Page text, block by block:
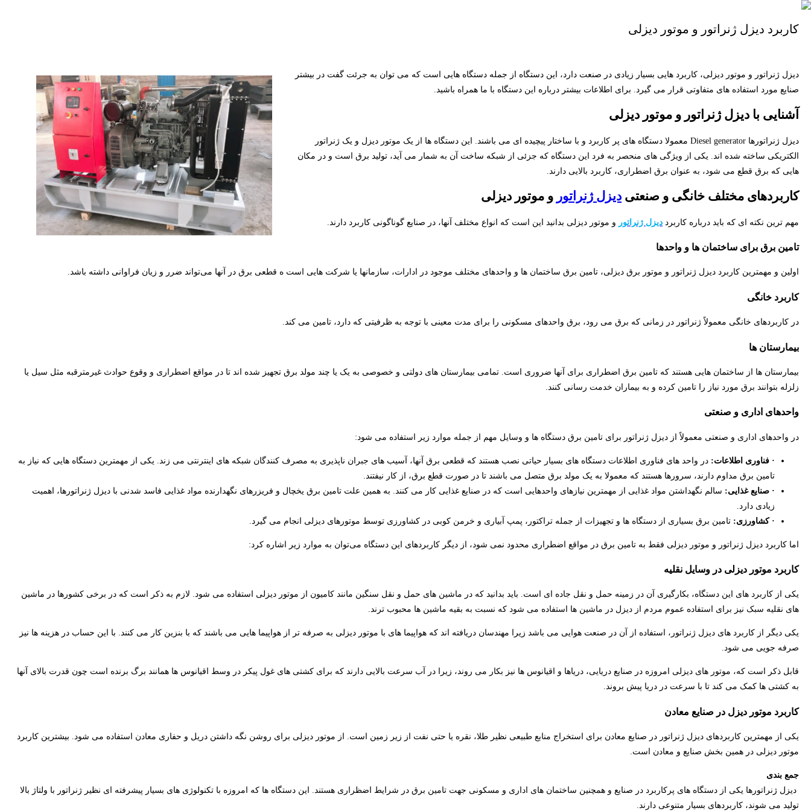
کاربرد دیزل ژنراتور و موتور دیزلی
دیزل ژنراتور و موتور دیزلی، کاربرد هایی بسیار زیادی در صنعت دارد، این دستگاه از جمله دستگاه هایی است که می توان به جرئت گفت در بیشتر
صنایع مورد استفاده های متفاوتی قرار می گیرد. برای اطلاعات بیشتر درباره این دستگاه با ما همراه باشید.
آشنایی با دیزل ژنراتور و موتور دیزلی
دیزل ژنراتورها Diesel generator معمولا دستگاه های پر کاربرد و با ساختار پیچیده ای می باشند. این دستگاه ها از یک موتور دیزل و یک ژنراتور
الکتریکی ساخته شده اند. یکی از ویژگی های منحصر به فرد این دستگاه که جزئی از شبکه ساخت آن به شمار می آید، تولید برق است و در مکان
هایی که برق قطع می شود، به عنوان برق اضطراری، کاربرد بالایی دارند.
کاربردهای مختلف خانگی و صنعتی دیزل ژنراتور و موتور دیزلی
مهم ترین نکته ای که باید درباره کاربرد دیزل ژنراتور و موتور دیزلی بدانید این است که انواع مختلف آنها، در صنایع گوناگونی کاربرد دارند.
تامین برق برای ساختمان ها و واحدها
اولین و مهمترین کاربرد دیزل ژنراتور و موتور برق دیزلی، تامین برق ساختمان ها و واحدهای مختلف موجود در ادارات، سازمانها یا شرکت هایی است ه قطعی برق در آنها می‌تواند ضرر و زیان فراوانی داشته باشد.
کاربرد خانگی
در کاربردهای خانگی معمولاً ژنراتور در زمانی که برق می رود، برق واحدهای مسکونی را برای مدت معینی با توجه به ظرفیتی که دارد، تامین می کند.
بیمارستان ها
بیمارستان ها از ساختمان هایی هستند که تامین برق اضطراری برای آنها ضروری است. تمامی بیمارستان های دولتی و خصوصی به یک یا چند مولد برق تجهیز شده اند تا در مواقع اضطراری و وقوع حوادث غیرمترقبه مثل سیل یا
زلزله بتوانند برق مورد نیاز را تامین کرده و به بیماران خدمت رسانی کنند.
واحدهای اداری و صنعتی
در واحدهای اداری و صنعتی معمولاً از دیزل ژنراتور برای تامین برق دستگاه ها و وسایل مهم از جمله موارد زیر استفاده می شود:
· فناوری اطلاعات: در واحد های فناوری اطلاعات دستگاه های بسیار حیاتی نصب هستند که قطعی برق آنها، آسیب های جبران ناپذیری به مصرف کنندگان شبکه های اینترنتی می زند. یکی از مهمترین دستگاه هایی که نیاز به
تامین برق مداوم دارند، سرورها هستند که معمولا به یک مولد برق متصل می باشند تا در صورت قطع برق، از کار نیفتند.
· صنایع غذایی: سالم نگهداشتن مواد غذایی از مهمترین نیازهای واحدهایی است که در صنایع غذایی کار می کنند. به همین علت تامین برق یخچال و فریزرهای نگهدارنده مواد غذایی فاسد شدنی با دیزل ژنراتورها، اهمیت
زیادی دارد.
· کشاورزی: تامین برق بسیاری از دستگاه ها و تجهیزات از جمله تراکتور، پمپ آبیاری و خرمن کوبی در کشاورزی توسط موتورهای دیزلی انجام می گیرد.
اما کاربرد دیزل ژنراتور و موتور دیزلی فقط به تامین برق در مواقع اضطراری محدود نمی شود، از دیگر کاربردهای این دستگاه می‌توان به موارد زیر اشاره کرد:
کاربرد موتور دیزلی در وسایل نقلیه
یکی از کاربرد های این دستگاه، بکارگیری آن در زمینه حمل و نقل جاده ای است. باید بدانید که در ماشین های حمل و نقل سنگین مانند کامیون از موتور دیزلی استفاده می شود. لازم به ذکر است که در برخی کشورها در ماشین
های نقلیه سبک نیز برای استفاده عموم مردم از دیزل در ماشین ها استفاده می شود که نسبت به بقیه ماشین ها محبوب ترند.
یکی دیگر از کاربرد های دیزل ژنراتور، استفاده از آن در صنعت هوایی می باشد زیرا مهندسان دریافته اند که هواپیما های با موتور دیزلی به صرفه تر از هواپیما هایی می باشند که با بنزین کار می کنند. با این حساب در هزینه ها نیز
صرفه جویی می شود.
قابل ذکر است که، موتور های دیزلی امروزه در صنایع دریایی، دریاها و اقیانوس ها نیز بکار می روند، زیرا در آب سرعت بالایی دارند که برای کشتی های غول پیکر در وسط اقیانوس ها همانند برگ برنده است چون قدرت بالای آنها
به کشتی ها کمک می کند تا با سرعت در دریا پیش بروند.
کاربرد موتور دیزل در صنایع معادن
یکی از مهمترین کاربردهای دیزل ژنراتور در صنایع معادن برای استخراج منابع طبیعی نظیر طلا، نقره یا حتی نفت از زیر زمین است. از موتور دیزلی برای روشن نگه داشتن دریل و حفاری معادن استفاده می شود. بیشترین کاربرد
موتور دیزلی در همین بخش صنایع و معادن است.
جمع بندی
دیزل ژنراتورها یکی از دستگاه های پرکاربرد در صنایع و همچنین ساختمان های اداری و مسکونی جهت تامین برق در شرایط اضظراری هستند. این دستگاه ها که امروزه با تکنولوژی های بسیار پیشرفته ای نظیر ژنراتور با ولتاژ بالا
تولید می شوند، کاربردهای بسیار متنوعی دارند.